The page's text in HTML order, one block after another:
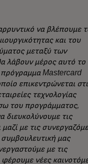
να βλέπουμε
και του
μεταξύ των
λάβουν μέρος αυτό το
Mastercard
επικεντρώνεται
τεχνολογίας
του προγράμματος,
διευκολύνουμε τις
μαζί με τις
συμβουλευτική μας
με τις
φέρουμε νέες